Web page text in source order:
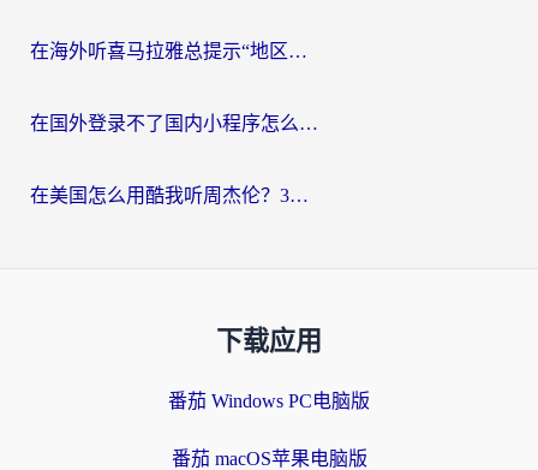
在海外听喜马拉雅总提示“地区限制”？3步轻松解除+听国内音乐全攻略
在国外登录不了国内小程序怎么办？选对回国加速器，轻松解锁国内资源
在美国怎么用酷我听周杰伦？3步搞定海外听歌难题
下载应用
番茄 Windows PC电脑版
番茄 macOS苹果电脑版